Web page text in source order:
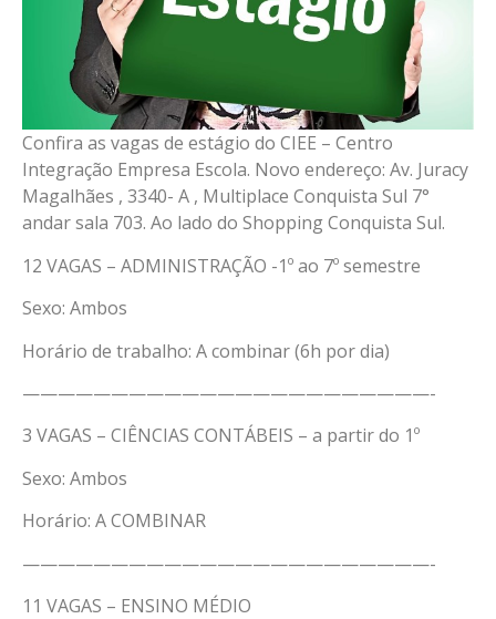
Confira as vagas de estágio do CIEE – Centro
Integração Empresa Escola. Novo endereço: Av. Juracy
Magalhães , 3340- A , Multiplace Conquista Sul 7°
andar sala 703. Ao lado do Shopping Conquista Sul.
12 VAGAS – ADMINISTRAÇÃO -1º ao 7º semestre
Sexo: Ambos
Horário de trabalho: A combinar (6h por dia)
———————————————————————-
3 VAGAS – CIÊNCIAS CONTÁBEIS – a partir do 1º
Sexo: Ambos
Horário: A COMBINAR
———————————————————————-
11 VAGAS – ENSINO MÉDIO